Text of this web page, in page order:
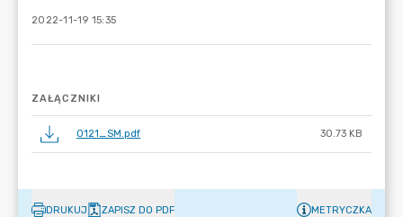
2022-11-19 15:35
ZAŁĄCZNIKI
0121_SM.pdf 30.73 KB
DRUKUJ ZAPISZ DO PDF METRYCZKA